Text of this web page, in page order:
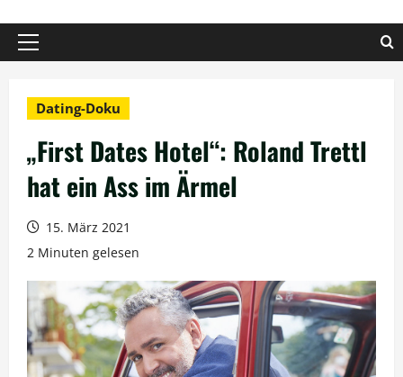
Primäres
Dating-Doku
„First Dates Hotel“: Roland Trettl
hat ein Ass im Ärmel
15. März 2021
2 Minuten gelesen